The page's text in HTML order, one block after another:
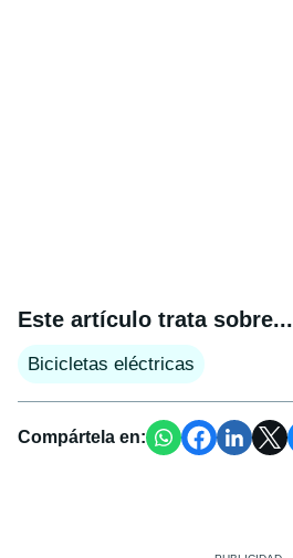
Este artículo trata sobre...
Bicicletas eléctricas
Compártela en: